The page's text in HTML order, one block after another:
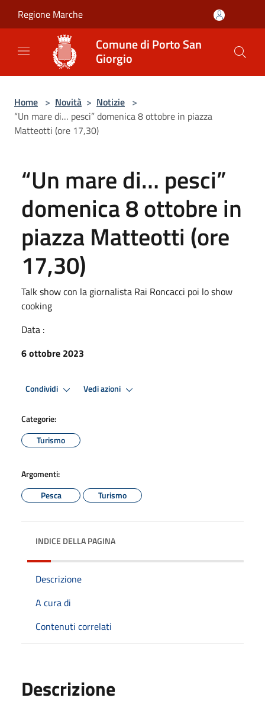
Regione Marche
Comune di Porto San
Giorgio
Home > Novità > Notizie >
“Un mare di… pesci” domenica 8 ottobre in piazza
Matteotti (ore 17,30)
“Un mare di… pesci”
domenica 8 ottobre in
piazza Matteotti (ore
17,30)
Talk show con la giornalista Rai Roncacci poi lo show
cooking
Data :
6 ottobre 2023
Condividi Vedi azioni
Categorie:
Turismo
Argomenti:
Pesca
Turismo
INDICE DELLA PAGINA
Descrizione
A cura di
Contenuti correlati
Descrizione